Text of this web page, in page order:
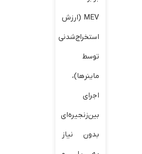
MEV (ارزش
استخراج‌شدنی
توسط
ماینرها)،
اجرای
بین‌زنجیره‌ای
بدون نیاز